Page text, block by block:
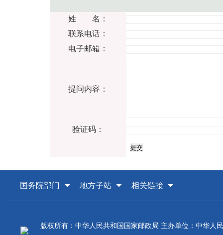
姓 名：
联系电话：
电子邮箱：
提问内容：
验证码：
国务院部门 地方子站 相关链接
版权所有：中华人民共和国国家邮政局 主办单位：中华人